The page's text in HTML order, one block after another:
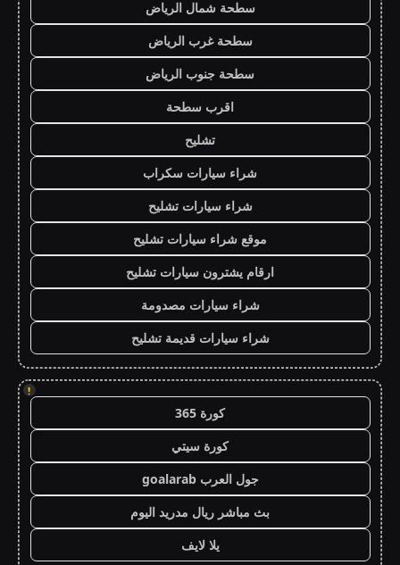
سطحة شمال الرياض
سطحة غرب الرياض
سطحة جنوب الرياض
اقرب سطحة
تشليح
شراء سيارات سكراب
شراء سيارات تشليح
موقع شراء سيارات تشليح
ارقام يشترون سيارات تشليح
شراء سيارات مصدومة
شراء سيارات قديمة تشليح
!
كورة 365
كورة سيتي
جول العرب goalarab
بث مباشر ريال مدريد اليوم
يلا لايف